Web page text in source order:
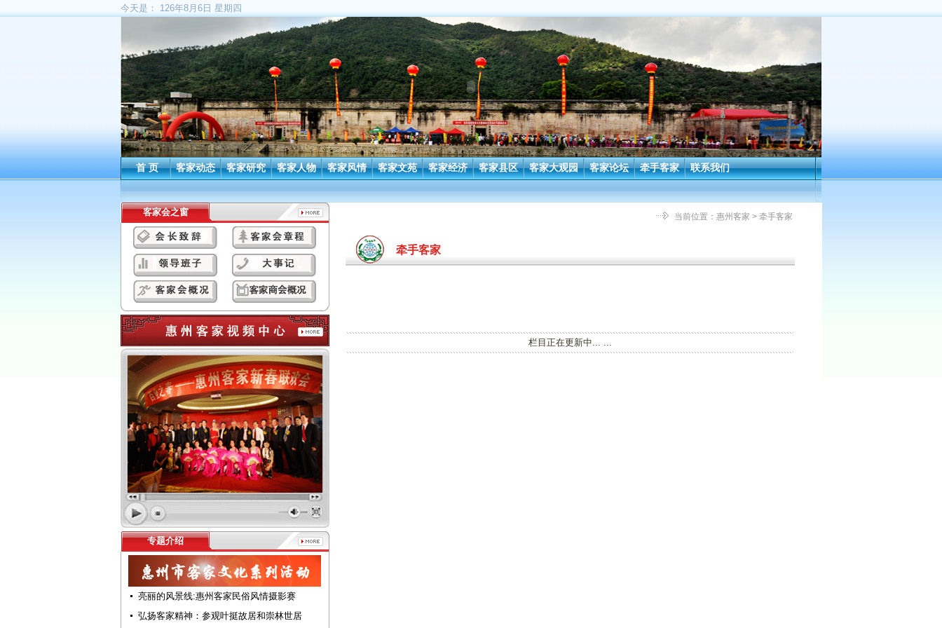
今天是： 126年8月6日 星期四
首 页 客家动态 客家研究 客家人物 客家风情 客家文苑 客家经济 客家县区 客家大观园 客家论坛 牵手客家 联系我们
客家会之窗
专题介绍
亮丽的风景线:惠州客家民俗风情摄影赛
弘扬客家精神：参观叶挺故居和崇林世居
当前位置：惠州客家 > 牵手客家
牵手客家
栏目正在更新中... ...